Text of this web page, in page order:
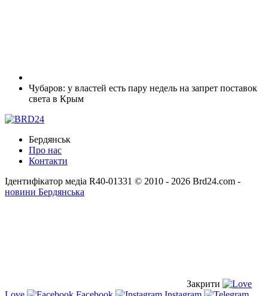
Чубаров: у властей есть пару недель на запрет поставок
света в Крым
Бердянськ
Про нас
Контакти
Ідентифікатор медіа R40-01331 © 2010 - 2026 Brd24.com -
новини Бердянська
Закрити